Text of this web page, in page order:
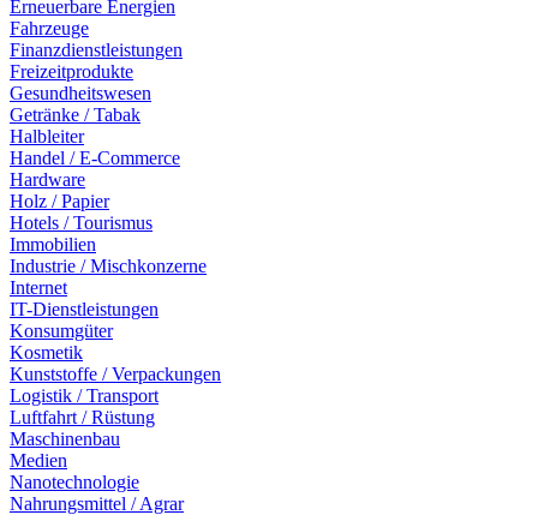
Erneuerbare Energien
Fahrzeuge
Finanzdienstleistungen
Freizeitprodukte
Gesundheitswesen
Getränke / Tabak
Halbleiter
Handel / E-Commerce
Hardware
Holz / Papier
Hotels / Tourismus
Immobilien
Industrie / Mischkonzerne
Internet
IT-Dienstleistungen
Konsumgüter
Kosmetik
Kunststoffe / Verpackungen
Logistik / Transport
Luftfahrt / Rüstung
Maschinenbau
Medien
Nanotechnologie
Nahrungsmittel / Agrar